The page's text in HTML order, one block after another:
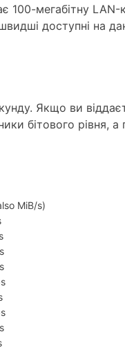
мегабітну LAN-
доступні на
Якщо ви
бітового рівня, а
MiB/s)